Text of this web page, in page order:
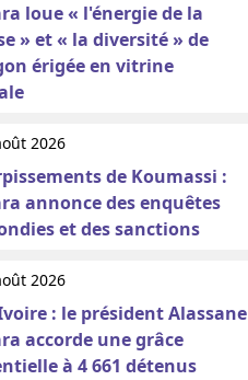
loue « l'énergie de la
» et « la diversité » de
érigée en vitrine
2026
de Koumassi :
annonce des enquêtes
et des sanctions
2026
: le président Alassane
accorde une grâce
à 4 661 détenus